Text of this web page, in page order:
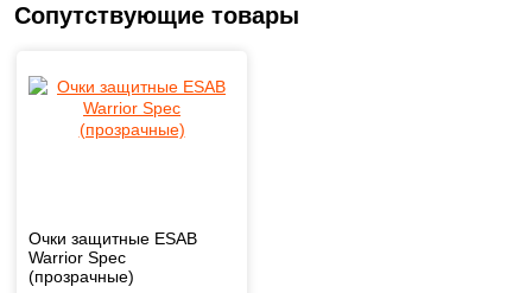
Сопутствующие товары
Очки защитные ESAB
Warrior Spec
(прозрачные)